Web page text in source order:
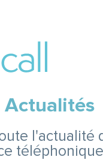
Actualités
l'actualité